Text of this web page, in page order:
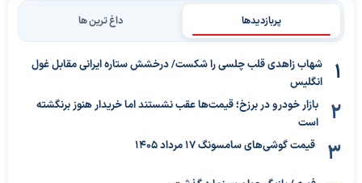
پربازدیدها داغ ترین ها
شهاب زاهدی قلب چلسی را شکست/ درخشش ستاره ایرانی مقابل غول
انگلیس
بازار خودرو در برزخ؛ قیمت‌ها عقب نشستند اما خریدار هنوز برنگشته
است
قیمت گوشی‌های سامسونگ 17 مرداد 1405